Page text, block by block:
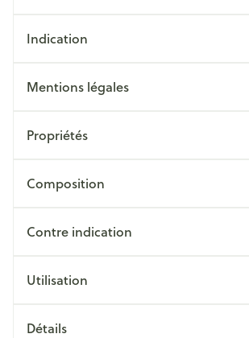
Indication
Mentions légales
Propriétés
Composition
Contre indication
Utilisation
Détails